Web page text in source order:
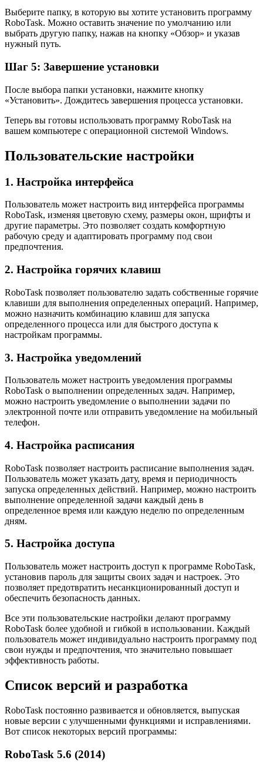
Выберите папку, в которую вы хотите установить программу
RoboTask. Можно оставить значение по умолчанию или
выбрать другую папку, нажав на кнопку «Обзор» и указав
нужный путь.
Шаг 5: Завершение установки
После выбора папки установки, нажмите кнопку
«Установить». Дождитесь завершения процесса установки.
Теперь вы готовы использовать программу RoboTask на
вашем компьютере с операционной системой Windows.
Пользовательские настройки
1. Настройка интерфейса
Пользователь может настроить вид интерфейса программы
RoboTask, изменяя цветовую схему, размеры окон, шрифты и
другие параметры. Это позволяет создать комфортную
рабочую среду и адаптировать программу под свои
предпочтения.
2. Настройка горячих клавиш
RoboTask позволяет пользователю задать собственные горячие
клавиши для выполнения определенных операций. Например,
можно назначить комбинацию клавиш для запуска
определенного процесса или для быстрого доступа к
настройкам программы.
3. Настройка уведомлений
Пользователь может настроить уведомления программы
RoboTask о выполнении определенных задач. Например,
можно настроить уведомление о выполнении задачи по
электронной почте или отправить уведомление на мобильный
телефон.
4. Настройка расписания
RoboTask позволяет настроить расписание выполнения задач.
Пользователь может указать дату, время и периодичность
запуска определенных действий. Например, можно настроить
выполнение определенной задачи каждый день в
определенное время или каждую неделю по определенным
дням.
5. Настройка доступа
Пользователь может настроить доступ к программе RoboTask,
установив пароль для защиты своих задач и настроек. Это
позволяет предотвратить несанкционированный доступ и
обеспечить безопасность данных.
Все эти пользовательские настройки делают программу
RoboTask более удобной и гибкой в использовании. Каждый
пользователь может индивидуально настроить программу под
свои нужды и предпочтения, что значительно повышает
эффективность работы.
Список версий и разработка
RoboTask постоянно развивается и обновляется, выпуская
новые версии с улучшенными функциями и исправлениями.
Вот список некоторых версий программы:
RoboTask 5.6 (2014)